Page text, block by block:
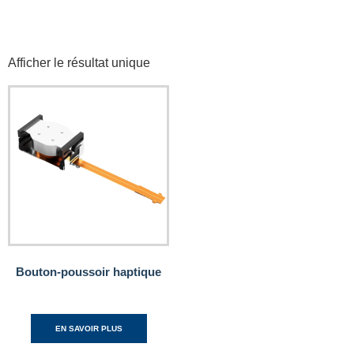
Afficher le résultat unique
Bouton-poussoir haptique
EN SAVOIR PLUS